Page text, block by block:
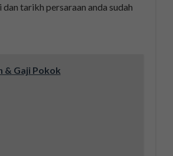
tarikh persaraan anda sudah
& Gaji Pokok